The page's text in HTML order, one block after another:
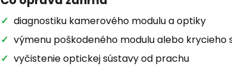
diagnostiku kamerového modulu a optiky
výmenu poškodeného modulu alebo krycieho
vyčistenie optickej sústavy od prachu